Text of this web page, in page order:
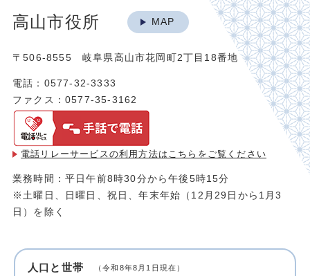
高山市役所 MAP
〒506-8555 岐阜県高山市花岡町2丁目18番地
電話：0577-32-3333
ファクス：0577-35-3162
電話リレーサービスの利用方法は こちらをご覧ください
業務時間：平日午前8時30分から午後5時15分
※土曜日、日曜日、祝日、年末年始（12月29日から1月3
日）を除く
人口と世帯 （令和8年8月1日現在）